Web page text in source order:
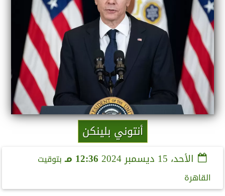
أنتوني بلينكن
الأحد، 15 ديسمبر 2024 12:36 مـ
بتوقيت
القاهرة